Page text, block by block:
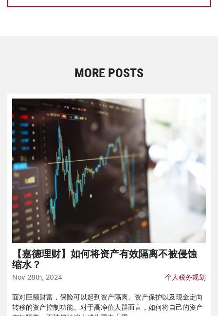
MORE POSTS
【嘉德理财】如何将资产有效隔离不被侵蚀
缩水？
Nov 28th, 2024 个人税务规划
面对巨额财富，保险可以起到资产隔离、资产保护以及现金定向
转移的资产控制功能。对于高净值人群而言，如何将自己的资产